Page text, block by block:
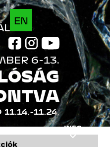
INFO
11.14.-11.24.
EN
6-13.